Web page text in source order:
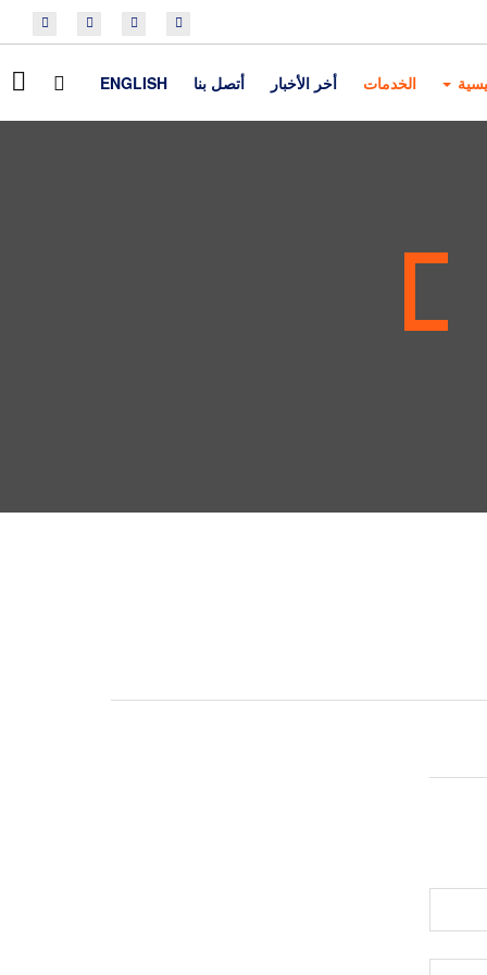
الخدمات أخر الأخبار أتصل بنا ENGLISH